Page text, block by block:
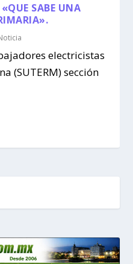
SABE UNA
electricistas
(SUTERM) sección